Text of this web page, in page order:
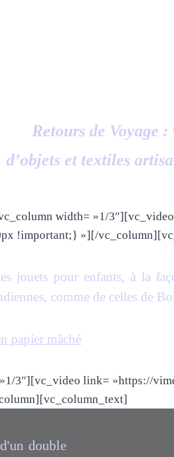
Retours de Voyage
d’objets et textiles
width= »1/
!important;} »][/
jouets pour enfants, à la
comme de celles de
papier mâché
3″][vc_video link= »https://